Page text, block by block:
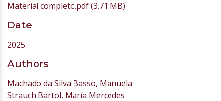
Material completo.pdf(3.71 MB)
Date
2025
Authors
Machado da Silva Basso, Manuela
Strauch Bartol, María Mercedes